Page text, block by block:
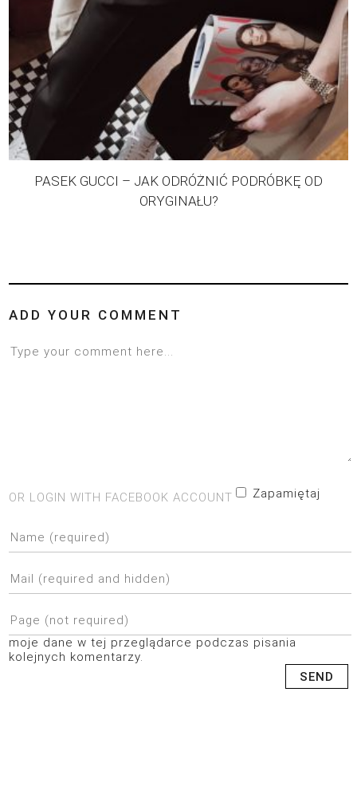
PASEK GUCCI – JAK ODRÓŻNIĆ PODRÓBKĘ OD
ORYGINAŁU?
ADD YOUR COMMENT
OR LOGIN WITH FACEBOOK ACCOUNT Zapamiętaj
moje dane w tej przeglądarce podczas pisania
kolejnych komentarzy.